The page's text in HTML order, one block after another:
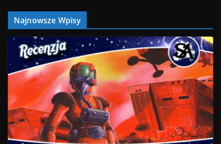
Najnowsze Wpisy